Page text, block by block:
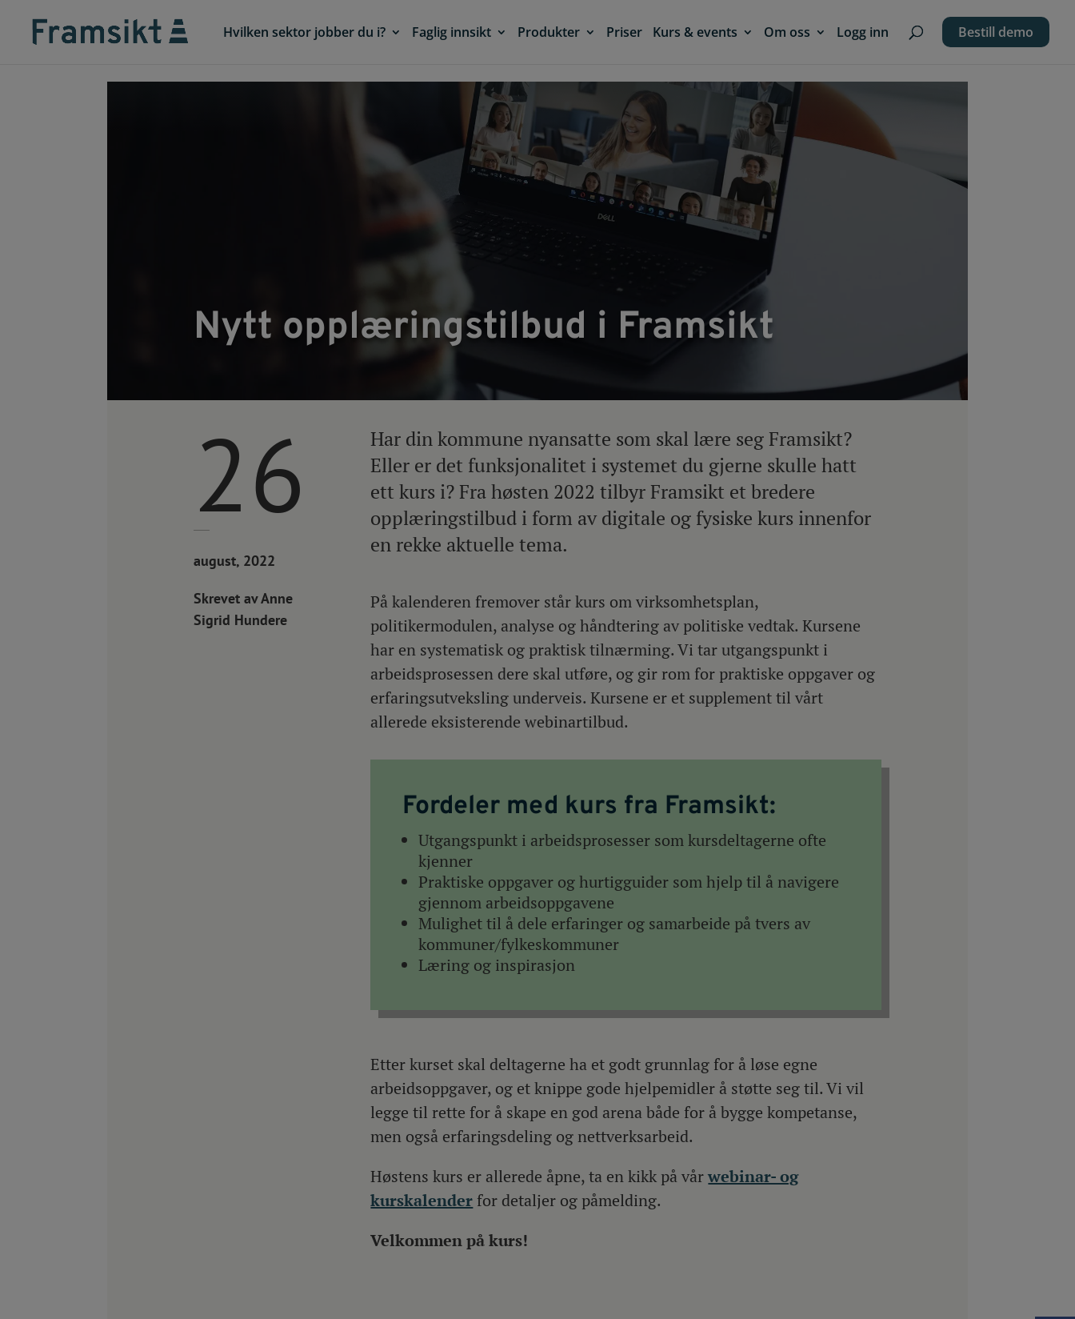
Hvilken sektor jobber du i? Faglig innsikt Produkter Priser Kurs & events Om oss Logg inn Bestill demo
Nytt opplæringstilbud i Framsikt
26
august, 2022
Skrevet av Anne
Sigrid Hundere
Har din kommune nyansatte som skal lære seg Framsikt?
Eller er det funksjonalitet i systemet du gjerne skulle hatt
ett kurs i? Fra høsten 2022 tilbyr Framsikt et bredere
opplæringstilbud i form av digitale og fysiske kurs innenfor
en rekke aktuelle tema.
På kalenderen fremover står kurs om virksomhetsplan,
politikermodulen, analyse og håndtering av politiske vedtak. Kursene
har en systematisk og praktisk tilnærming. Vi tar utgangspunkt i
arbeidsprosessen dere skal utføre, og gir rom for praktiske oppgaver og
erfaringsutveksling underveis. Kursene er et supplement til vårt
allerede eksisterende webinartilbud.
Fordeler med kurs fra Framsikt:
Utgangspunkt i arbeidsprosesser som kursdeltagerne ofte
kjenner
Praktiske oppgaver og hurtigguider som hjelp til å navigere
gjennom arbeidsoppgavene
Mulighet til å dele erfaringer og samarbeide på tvers av
kommuner/fylkeskommuner
Læring og inspirasjon
Etter kurset skal deltagerne ha et godt grunnlag for å løse egne
arbeidsoppgaver, og et knippe gode hjelpemidler å støtte seg til. Vi vil
legge til rette for å skape en god arena både for å bygge kompetanse,
men også erfaringsdeling og nettverksarbeid.
Høstens kurs er allerede åpne, ta en kikk på vårwebinar- og
kurskalender for detaljer og påmelding.
Velkommen på kurs!